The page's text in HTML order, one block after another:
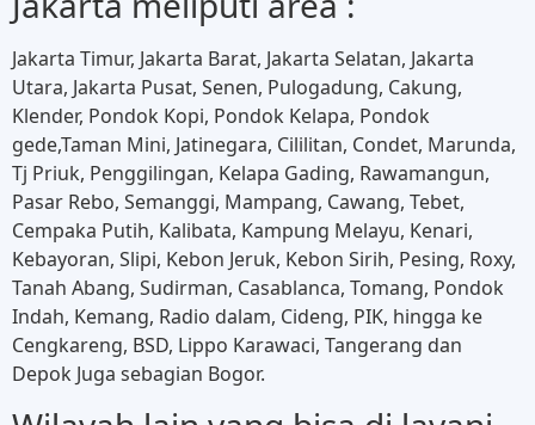
Jakarta Timur, Jakarta Barat, Jakarta Selatan, Jakarta
Utara, Jakarta Pusat, Senen, Pulogadung, Cakung,
Klender, Pondok Kopi, Pondok Kelapa, Pondok
gede,Taman Mini, Jatinegara, Cililitan, Condet, Marunda,
Tj Priuk, Penggilingan, Kelapa Gading, Rawamangun,
Pasar Rebo, Semanggi, Mampang, Cawang, Tebet,
Cempaka Putih, Kalibata, Kampung Melayu, Kenari,
Kebayoran, Slipi, Kebon Jeruk, Kebon Sirih, Pesing, Roxy,
Tanah Abang, Sudirman, Casablanca, Tomang, Pondok
Indah, Kemang, Radio dalam, Cideng, PIK, hingga ke
Cengkareng, BSD, Lippo Karawaci, Tangerang dan
Depok Juga sebagian Bogor.